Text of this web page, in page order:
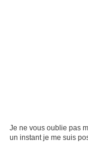
Je ne vous oublie pas
un instant je me suis